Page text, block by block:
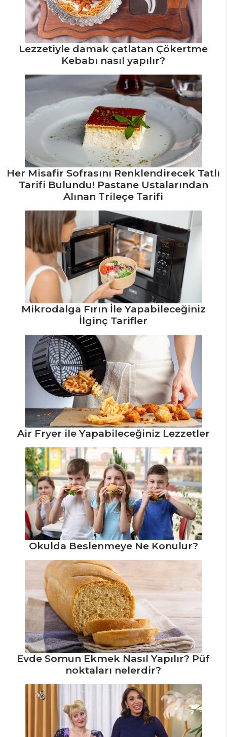
ET YEMEKLERI
Fas Usulü Kuzu
Kol Tarifi, Nasıl
Dana Eti Tarifi,
Nasıl Yapılır?
Sahanda Pirzola
Tarifi, Nasıl Yapılır?
Et Yemekleri Tüm
Tarifleri
MEZELER VE
SOSLAR
Kalamar Dolma
Tarifi, Nasıl Yapılır?
Mısırlı Barbunya
Piyazı Tarifi, Nasıl
Yapılır?
Karidesli
Yumurta Tarifi,
Nasıl Yapılır?
Mezeler ve Soslar
Tüm Tarifleri
BALIK
YEMEKLERI
Palamut Tava
Tarifi, Nasıl Yapılır?
Baklava
Hamuruna Sarılmış
Levrek Tarifi, Nasıl
Yapılır?
Levrek Sarma
Tarifi, Nasıl Yapılır?
Balık Yemekleri
Tüm Tarifleri
İÇECEKLER
Safran Şerbeti
Tarifi, Nasıl Yapılır?
Böğürtlen
Şerbeti Tarifi, Nasıl
Yapılır?
Kızılcık Şerbeti
Tarifi, Nasıl Yapılır?
İçecekler Tüm
Lezzetiyle damak çatlatan Çökertme
Kebabı nasıl yapılır?
Her Misafir Sofrasını Renklendirecek Tatlı
Tarifi Bulundu! Pastane Ustalarından
Alınan Trileçe Tarifi
Mikrodalga Fırın İle Yapabileceğiniz
İlginç Tarifler
Air Fryer ile Yapabileceğiniz Lezzetler
Okulda Beslenmeye Ne Konulur?
Evde Somun Ekmek Nasıl Yapılır? Püf
noktaları nelerdir?